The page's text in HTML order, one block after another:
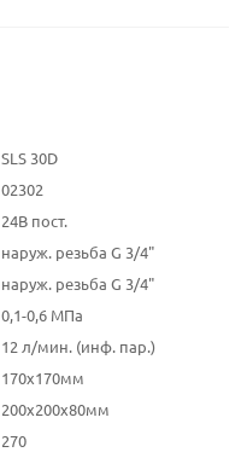
SLS 30D
02302
24В пост.
наруж. резьба G 3/4"
наруж. резьба G 3/4"
0,1-0,6 МПа
12 л/мин. (инф. пар.)
170x170мм
200x200x80мм
270